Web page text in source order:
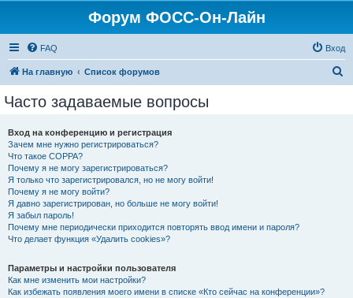
Форум ФОСС-Он-Лайн
FAQ Вход
На главную Список форумов
Часто задаваемые вопросы
Вход на конференцию и регистрация
Зачем мне нужно регистрироваться?
Что такое COPPA?
Почему я не могу зарегистрироваться?
Я только что зарегистрировался, но не могу войти!
Почему я не могу войти?
Я давно зарегистрирован, но больше не могу войти!
Я забыл пароль!
Почему мне периодически приходится повторять ввод имени и пароля?
Что делает функция «Удалить cookies»?
Параметры и настройки пользователя
Как мне изменить мои настройки?
Как избежать появления моего имени в списке «Кто сейчас на конференции»?